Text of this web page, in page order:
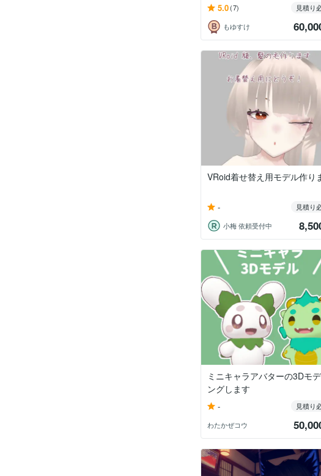
5.0(7)
見積り
もゆすけ
VRoid着せ替え用モデル作り
-
見積り
小梅 依頼受付中
ミニキャラアバターの3Dモ
ングします
-
見積り
わたかぜコウ